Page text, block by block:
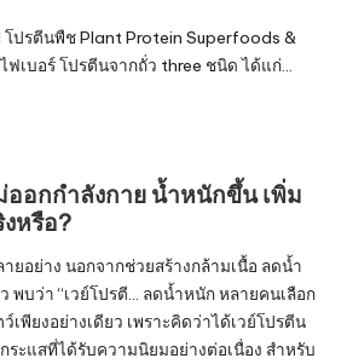
โปรตีนพืช Plant Protein Superfoods &
ฟเบอร์ โปรตีนจากถั่ว three ชนิด ได้แก่…
ออกกำลังกาย น้ำหนักขึ้น เพิ่ม
หรือ?
ยอย่าง นอกจากช่วยสร้างกล้ามเนื้อ ลดน้ำ
พบว่า “เวย์โปรตี... ลดน้ำหนัก หลายคนเลือก
เพียงอย่างเดียว เพราะคิดว่าได้เวย์โปรตีน
กระแสที่ได้รับความนิยมอย่างต่อเนื่อง สำหรับ